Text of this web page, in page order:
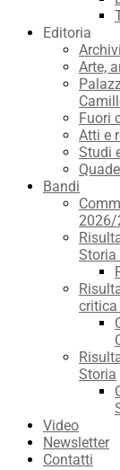
Editoria
Arte,
Fuori
Atti e
Studi
Bandi
2026/
Storia
critica
Storia
Video
Newsletter
Contatti